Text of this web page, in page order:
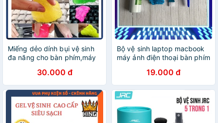
Miếng dẻo dính bụi vệ sinh
đa năng cho bàn phím,máy
30.000 đ
Bộ vệ sinh laptop macbook
máy ảnh điện thoại bàn phím
19.000 đ